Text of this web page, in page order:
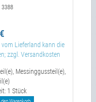
Lieferland kann die
zzgl. Versandkosten
Messinggussteil(e),
1 Stück